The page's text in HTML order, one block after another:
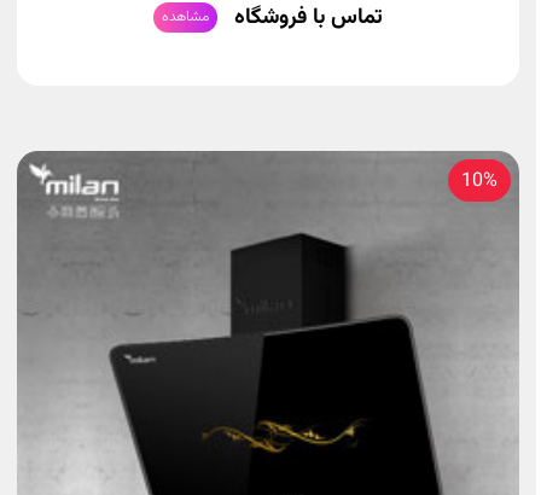
تماس با فروشگاه مشاهده
10%